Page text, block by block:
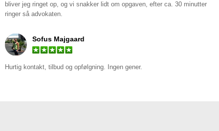
bliver jeg ringet op, og vi snakker lidt om opgaven, efter ca. 30 minutter
ringer så advokaten.
Sofus Majgaard
Hurtig kontakt, tilbud og opfølgning. Ingen gener.